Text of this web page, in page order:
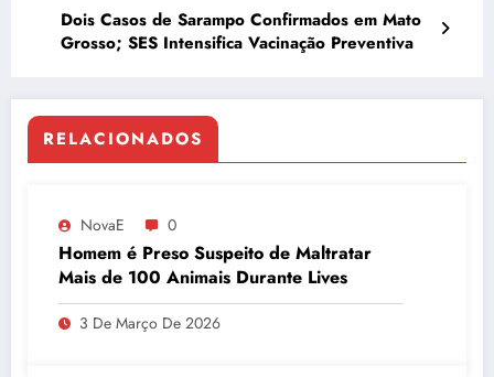
Dois Casos de Sarampo Confirmados em Mato
Grosso; SES Intensifica Vacinação Preventiva
RELACIONADOS
NovaE 0
Homem é Preso Suspeito de Maltratar
Mais de 100 Animais Durante Lives
3 De Março De 2026